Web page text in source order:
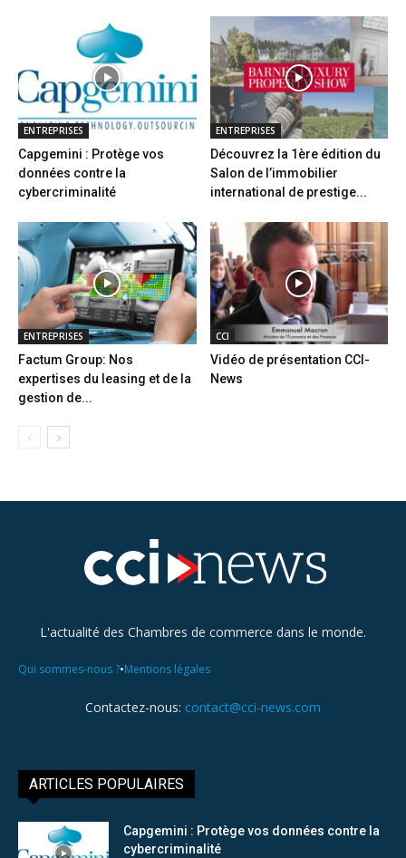
ENTREPRISES
Capgemini : Protège vos
données contre la
cybercriminalité
ENTREPRISES
Découvrez la 1ère édition du
Salon de l’immobilier
international de prestige...
ENTREPRISES
Factum Group: Nos
expertises du leasing et de la
gestion de...
CCI
Vidéo de présentation CCI-
News
L'actualité des Chambres de commerce dans le monde.
Qui sommes-nous ?•Mentions légales
Contactez-nous: contact@cci-news.com
ARTICLES POPULAIRES
Capgemini : Protège vos données contre la
cybercriminalité